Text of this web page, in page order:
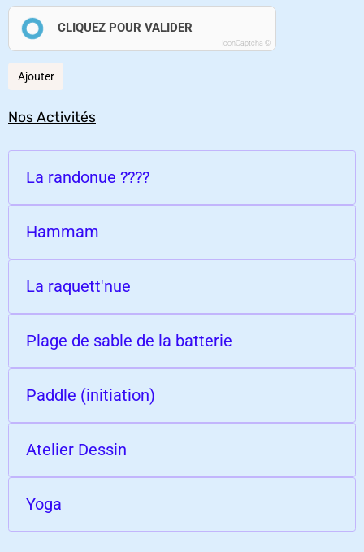
CLIQUEZ POUR VALIDER
IconCaptcha ©
Ajouter
Nos Activités
La randonue ????
Hammam
La raquett'nue
Plage de sable de la batterie
Paddle (initiation)
Atelier Dessin
Yoga